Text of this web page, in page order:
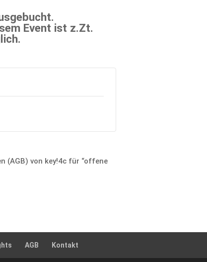
Event ist z.Zt.
(AGB) von key!4c für “offene
AGB Kontakt